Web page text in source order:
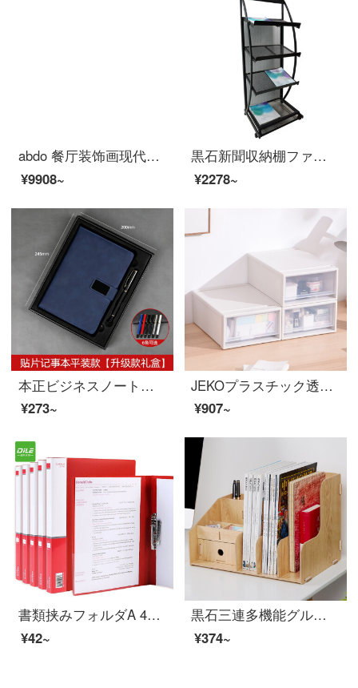
abdo 餐厅装饰画现代简挂画饭厅餐桌上钟表壁画轻奢餐厅墙面装饰 A 小套(左40*60+右直径33.5+钟表)适合2.
¥9908~
黒石新聞収納棚ファッション雑誌ラック企業機関広報資料展示棚事務用品J-13
¥2278~
本正ビジネスノートギフトボックスセットA 5加重バックル付きインキシールシール付きオフィス用品开会会仕事日记本记本尊貴ブルー/アイアンバックル/ブラックアップグレードギフトボックス
¥273~
JEKOプラスチック透明デスクトップ収納ボックス中号3つの引き出し式オフィスデスクトップ収納棚収納ボックス化粧品収納ボックス学生寮デスク整理ボックス
¥907~
書類挟みフォルダA 4単強度挟み込みビジネスファイルファイルファイルファイルファイルファイルファイルファイルファイルの答案用紙1103赤
¥42~
黒石三連多機能グループ木製デスクトップファイル棚引出し付き学生文房具事務用品ファイル収納ボックス原木色
¥374~